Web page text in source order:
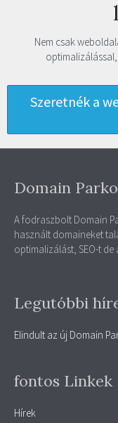
Nem csak
Szeretnék a
Domain
A fodraszbolt Domain
használt domaineket
optimalizálást, SEO-t
Legutóbbi
Elindult az új Domain
fontos Linkek
Hírek